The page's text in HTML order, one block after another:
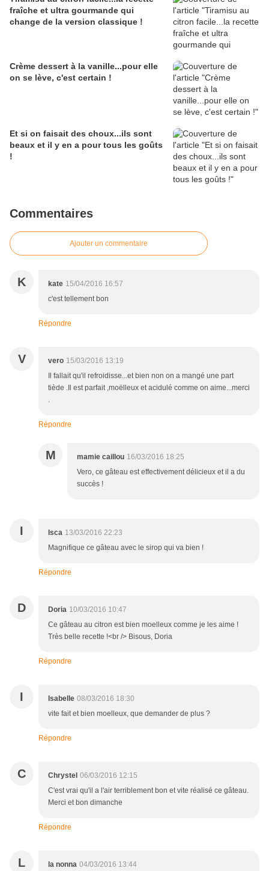
fraîche et ultra gourmande qui
change de la version classique !
Crème dessert à la vanille...pour elle
on se lève, c'est certain !
Et si on faisait des choux...ils sont
beaux et il y en a pour tous les goûts
!
Commentaires
Ajouter un commentaire
K kate 15/04/2016 16:57
c'est tellement bon
Répondre
V vero 15/03/2016 13:19
Il fallait qu'il refroidisse...et bien non on a mangé une part
tiède .Il est parfait ,moëlleux et acidulé comme on aime...merci
.
Répondre
M mamie caillou 16/03/2016 18:25
Vero, ce gâteau est effectivement délicieux et il a du
succès !
I Isca 13/03/2016 22:23
Magnifique ce gâteau avec le sirop qui va bien !
Répondre
D Doria 10/03/2016 10:47
Ce gâteau au citron est bien moelleux comme je les aime !
Très belle recette !<br /> Bisous, Doria
Répondre
I Isabelle 08/03/2016 18:30
vite fait et bien moelleux, que demander de plus ?
Répondre
C Chrystel 06/03/2016 12:15
C'est vrai qu'il a l'air terriblement bon et vite réalisé ce gâteau.
Merci et bon dimanche
Répondre
L la nonna 04/03/2016 13:44